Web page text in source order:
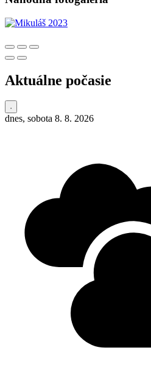
Aktuálne počasie
dnes, sobota 8. 8. 2026